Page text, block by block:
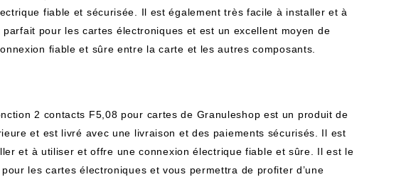
fiable et sécurisée. Il est également très facile à installer et à
pour les cartes électroniques et est un excellent moyen de
fiable et sûre entre la carte et les autres composants.
2 contacts F5,08 pour cartes de Granuleshop est un produit de
et est livré avec une livraison et des paiements sécurisés. Il est
et à utiliser et offre une connexion électrique fiable et sûre. Il est le
les cartes électroniques et vous permettra de profiter d’une